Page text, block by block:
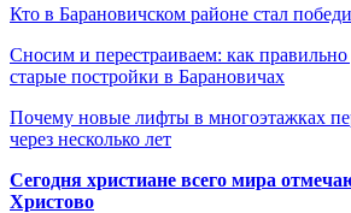
Кто в Барановичском районе стал
Сносим и перестраиваем: как
старые постройки в Барановичах
Почему новые лифты в многоэтажках
через несколько лет
Сегодня христиане всего мира
Христово